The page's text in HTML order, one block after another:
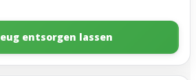
entsorgen lassen